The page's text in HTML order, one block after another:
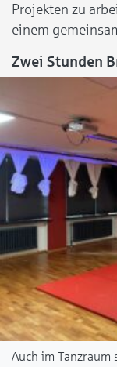
Projekten zu
einem
Zwei Stunden
Auch im